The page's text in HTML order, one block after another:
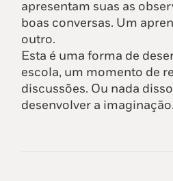
apresentam suas as
boas conversas. Um
outro.
Esta é uma forma de
escola, um momento de
discussões. Ou nada
desenvolver a imaginação.